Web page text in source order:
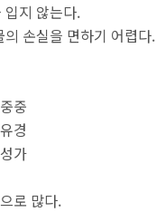
입지 않는다.
손실을 면하기 어렵다.
중
경
가
로 많다.